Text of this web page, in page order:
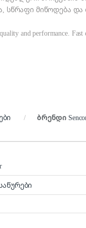
სწრაფი მიწოდება
and performance.
ბრენდი